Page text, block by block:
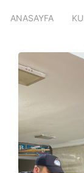
ANASAYFA